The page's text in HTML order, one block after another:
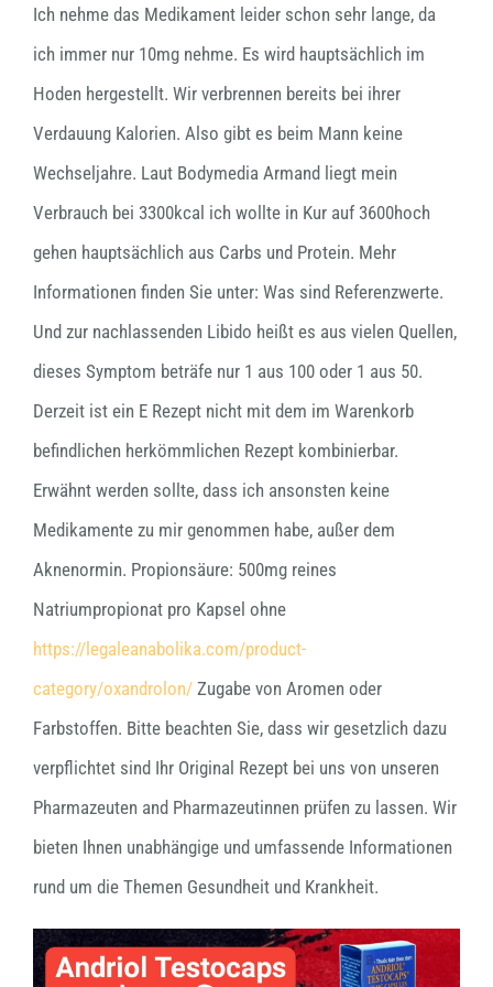
Ich nehme das Medikament leider schon sehr lange, da
ich immer nur 10mg nehme. Es wird hauptsächlich im
Hoden hergestellt. Wir verbrennen bereits bei ihrer
Verdauung Kalorien. Also gibt es beim Mann keine
Wechseljahre. Laut Bodymedia Armand liegt mein
Verbrauch bei 3300kcal ich wollte in Kur auf 3600hoch
gehen hauptsächlich aus Carbs und Protein. Mehr
Informationen finden Sie unter: Was sind Referenzwerte.
Und zur nachlassenden Libido heißt es aus vielen Quellen,
dieses Symptom beträfe nur 1 aus 100 oder 1 aus 50.
Derzeit ist ein E Rezept nicht mit dem im Warenkorb
befindlichen herkömmlichen Rezept kombinierbar.
Erwähnt werden sollte, dass ich ansonsten keine
Medikamente zu mir genommen habe, außer dem
Aknenormin. Propionsäure: 500mg reines
Natriumpropionat pro Kapsel ohne
https://legaleanabolika.com/product-
category/oxandrolon/ Zugabe von Aromen oder
Farbstoffen. Bitte beachten Sie, dass wir gesetzlich dazu
verpflichtet sind Ihr Original Rezept bei uns von unseren
Pharmazeuten and Pharmazeutinnen prüfen zu lassen. Wir
bieten Ihnen unabhängige und umfassende Informationen
rund um die Themen Gesundheit und Krankheit.